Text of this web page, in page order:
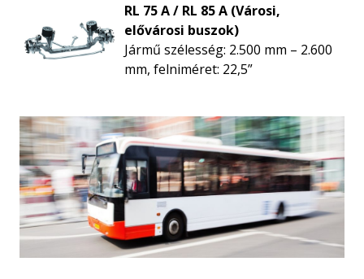
RL 75 A / RL 85 A (Városi,
elővárosi buszok)
Jármű szélesség: 2.500 mm – 2.600
mm, felniméret: 22,5”